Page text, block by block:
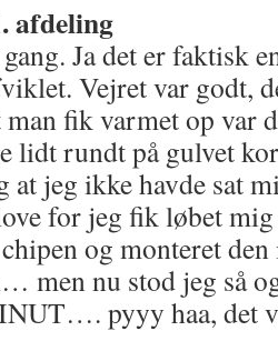
afdeling
Ja det er faktisk
Vejret var godt,
fik varmet op var
lidt rundt på gulvet
at jeg ikke havde sat
for jeg fik løbet
og monteret
men nu stod jeg så
pyyy haa, det